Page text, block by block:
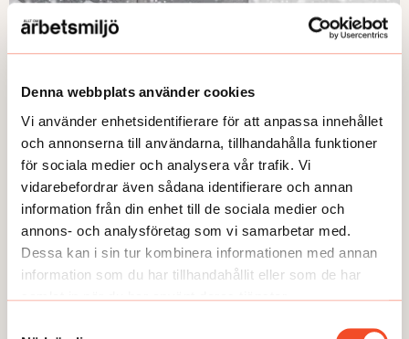
Denna webbplats använder cookies
Vi använder enhetsidentifierare för att anpassa innehållet
och annonserna till användarna, tillhandahålla funktioner
för sociala medier och analysera vår trafik. Vi
vidarebefordrar även sådana identifierare och annan
information från din enhet till de sociala medier och
annons- och analysföretag som vi samarbetar med.
Dessa kan i sin tur kombinera informationen med annan
information som du har tillhandahållit eller som de har
samlat in när du har använt deras tjänster.
Publicerad:2026-03-04